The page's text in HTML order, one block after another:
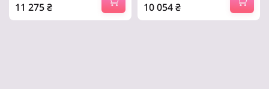
11 275₴ 10 054₴